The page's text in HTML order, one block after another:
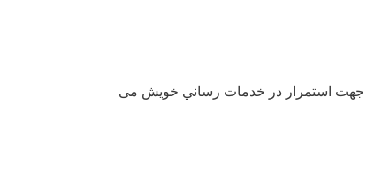
جهت استمرار در خدمات رساني خويش می